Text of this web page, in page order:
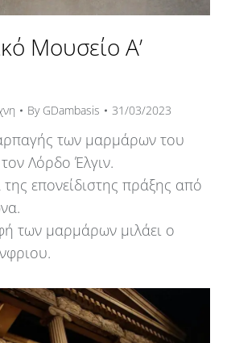
Μουσείο Α’
By GDambasis 31/03/2023
των μαρμάρων του
Λόρδο Έλγιν.
επονείδιστης πράξης από
των μαρμάρων μιλάει ο